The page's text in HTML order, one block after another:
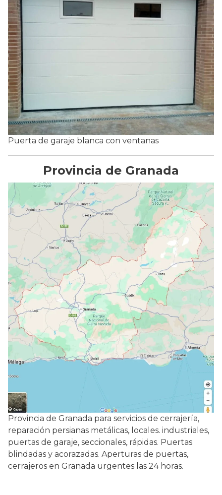
Puerta de garaje blanca con ventanas
Provincia de Granada
Provincia de Granada para servicios de cerrajería,
reparación persianas metálicas, locales. industriales,
puertas de garaje, seccionales, rápidas. Puertas
blindadas y acorazadas. Aperturas de puertas,
cerrajeros en Granada urgentes las 24 horas.